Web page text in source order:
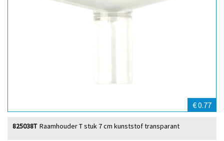
€ 0.77
Raamhouder T stuk 7 cm kunststof transparant
825038T